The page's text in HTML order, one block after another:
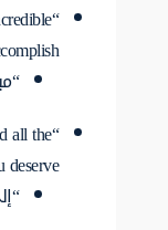
all the